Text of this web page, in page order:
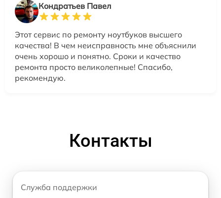
Кондратьев Павел
Этот сервис по ремонту ноутбуков высшего
качества! В чем неисправность мне объяснили
очень хорошо и понятно. Сроки и качество
ремонта просто великолепные! Спасибо,
рекомендую.
Контакты
Служба поддержки